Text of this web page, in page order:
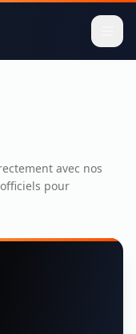
avec nos
pour